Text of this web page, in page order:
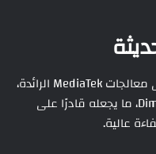
تشير التسريبات إلى اعتماد الهاتف على معالجات MediaTek الرائدة،
مثل Dimensity 9400 أو Dimensity 9500، ما يجعله قادرًا على
عالية.